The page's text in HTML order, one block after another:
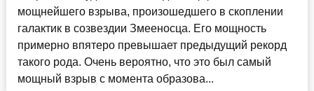
мощнейшего взрыва, произошедшего в скоплении
галактик в созвездии Змееносца. Его мощность
примерно впятеро превышает предыдущий рекорд
такого рода. Очень вероятно, что это был самый
мощный взрыв с момента образова...